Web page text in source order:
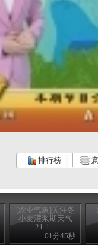
排行榜
[农业气象]关注冬
小麦灌浆期天气
21:1...
01分45秒